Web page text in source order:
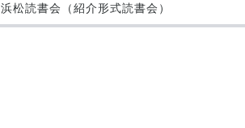
浜松読書会（紹介形式読書会）